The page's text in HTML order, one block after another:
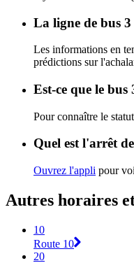
La ligne de bus
Les informations en
prédictions sur
Est-ce que le
Pour connaître le
Quel est l'arrêt
Ouvrez l'appli pour
Autres horaires
10
Route 10
20